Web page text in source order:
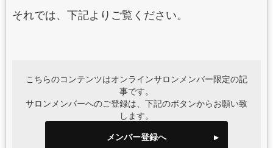
それでは、下記よりご覧ください。
こちらのコンテンツはオンラインサロンメンバー限定の記
事です。
サロンメンバーへのご登録は、下記のボタンからお願い致
します。
メンバー登録へ